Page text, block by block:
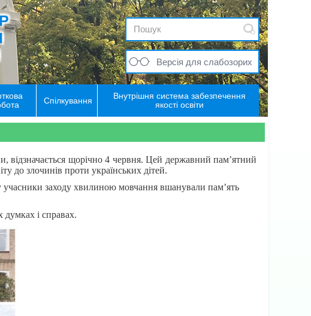
Версія для слабозорих
Спілкування
Внутрішня система забезпечення
якості освіти
відзначається щорічно4 червня. Цей державний пам’ятний
до злочинів проти українських дітей.
учасники заходу хвилиною мовчання вшанували пам’ять
думках і справах.